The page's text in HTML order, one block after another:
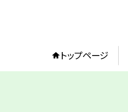
トップページ